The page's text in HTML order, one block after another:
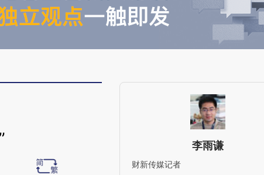
李雨谦
财新传媒记者